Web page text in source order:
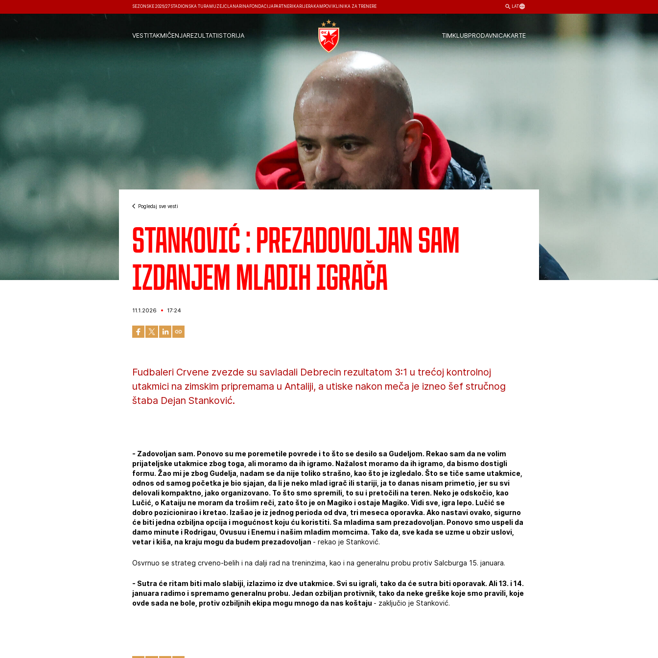
SEZONSKE 2026/27 STADIONSKA TURA MUZEJČLANARINA FONDACIJA PARTNERI KARIJERA KAMPOVI KLINIKA ZA TRENERE LAT
VESTITAKMIČENJAREZULTATIISTORIJA TIMKLUBPRODAVNICAKARTE
Pogledaj sve vesti
Stanković : Prezadovoljan sam
izdanjem mladih igrača
11.1.2026 17:24
Fudbaleri Crvene zvezde su savladali Debrecin rezultatom 3:1 u trećoj kontrolnoj
utakmici na zimskim pripremama u Antaliji, a utiske nakon meča je izneo šef stručnog
štaba Dejan Stanković.
- Zadovoljan sam. Ponovo su me poremetile povrede i to što se desilo sa Gudeljom. Rekao sam da ne volim
prijateljske utakmice zbog toga, ali moramo da ih igramo. Nažalost moramo da ih igramo, da bismo dostigli
formu. Žao mi je zbog Gudelja, nadam se da nije toliko strašno, kao što je izgledalo. Što se tiče same utakmice,
odnos od samog početka je bio sjajan, da li je neko mlad igrač ili stariji, ja to danas nisam primetio, jer su svi
delovali kompaktno, jako organizovano. To što smo spremili, to su i pretočili na teren. Neko je odskočio, kao
Lučić, o Kataiju ne moram da trošim reči, zato što je on Magiko i ostaje Magiko. Vidi sve, igra lepo. Lučić se
dobro pozicionirao i kretao. Izašao je iz jednog perioda od dva, tri meseca oporavka. Ako nastavi ovako, sigurno
će biti jedna ozbiljna opcija i mogućnost koju ću koristiti. Sa mladima sam prezadovoljan. Ponovo smo uspeli da
damo minute i Rodrigau, Ovusuu i Enemu i našim mladim momcima. Tako da, sve kada se uzme u obzir uslovi,
vetar i kiša, na kraju mogu da budem prezadovoljan - rekao je Stanković.
Osvrnuo se strateg crveno-belih i na dalji rad na treninzima, kao i na generalnu probu protiv Salcburga 15. januara.
- Sutra će ritam biti malo slabiji, izlazimo iz dve utakmice. Svi su igrali, tako da će sutra biti oporavak. Ali 13. i 14.
januara radimo i spremamo generalnu probu. Jedan ozbiljan protivnik, tako da neke greške koje smo pravili, koje
ovde sada ne bole, protiv ozbiljnih ekipa mogu mnogo da nas koštaju - zaključio je Stanković.